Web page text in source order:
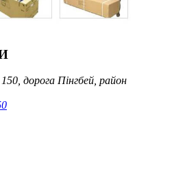
дорога Пінгбей, район